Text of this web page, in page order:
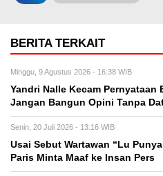
BERITA TERKAIT
Minggu, 9 Agustus 2026 - 16:38 WIB
Yandri Nalle Kecam Pernyataan
Jangan Bangun Opini Tanpa
Senin, 20 Juli 2026 - 13:16 WIB
Usai Sebut Wartawan “Lu
Paris Minta Maaf ke Insan Pers